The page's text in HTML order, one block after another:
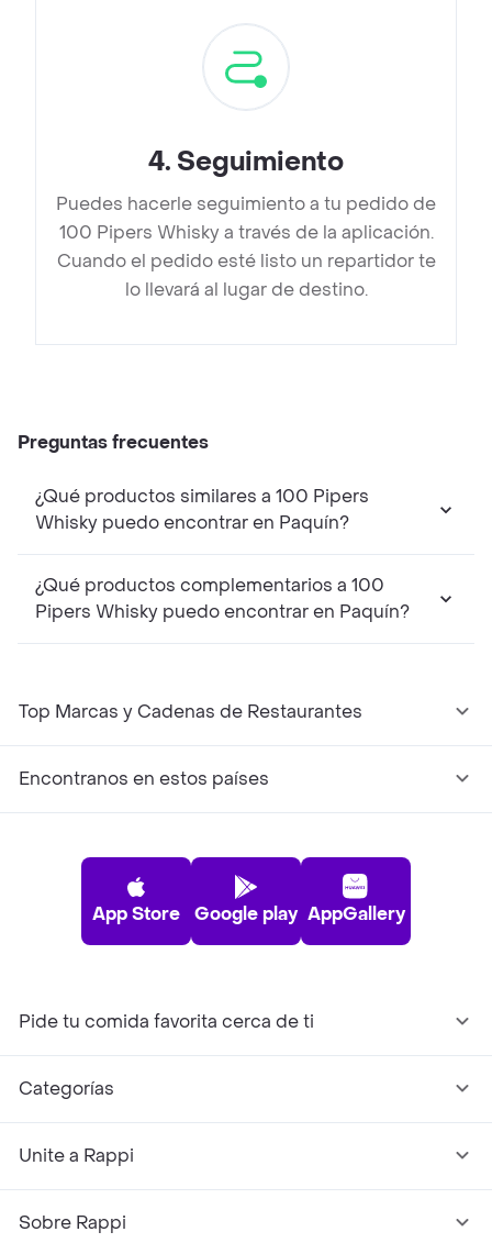
4. Seguimiento
Puedes hacerle seguimiento a tu pedido de
100 Pipers Whisky a través de la aplicación.
Cuando el pedido esté listo un repartidor te
lo llevará al lugar de destino.
Preguntas frecuentes
¿Qué productos similares a 100 Pipers
Whisky puedo encontrar en Paquín?
¿Qué productos complementarios a 100
Pipers Whisky puedo encontrar en Paquín?
Top Marcas y Cadenas de Restaurantes
Encontranos en estos países
App Store Google play AppGallery
Pide tu comida favorita cerca de ti
Categorías
Unite a Rappi
Sobre Rappi